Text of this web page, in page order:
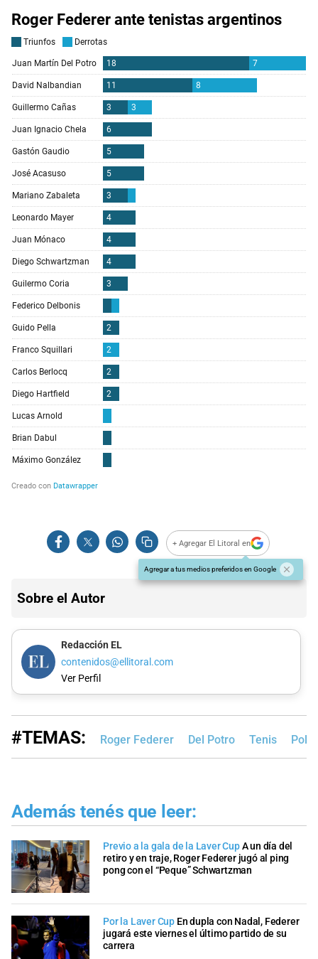
+ Agregar El Litoral en
Agregar a tus medios preferidos en Google
Sobre el Autor
Redacción EL
contenidos@ellitoral.com
Ver Perfil
#TEMAS: Roger Federer Del Potro Tenis
Además tenés que leer:
Previo a la gala de la Laver CupA un día del
retiro y en traje, Roger Federer jugó al ping
pong con el “Peque” Schwartzman
Por la Laver Cup En dupla con Nadal, Federer
jugará este viernes el último partido de su
carrera